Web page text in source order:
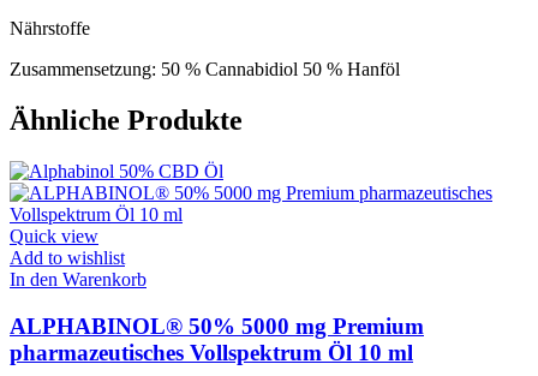
Nährstoffe
Zusammensetzung: 50 % Cannabidiol 50 % Hanföl
Ähnliche Produkte
Quick view
Add to wishlist
In den Warenkorb
ALPHABINOL® 50% 5000 mg Premium
pharmazeutisches Vollspektrum Öl 10 ml